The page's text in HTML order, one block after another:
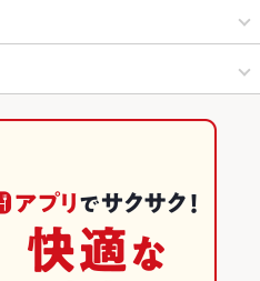
ン
キング
モンランキング